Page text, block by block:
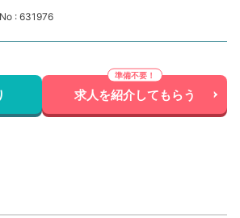
: 631976
求人を紹介してもらう